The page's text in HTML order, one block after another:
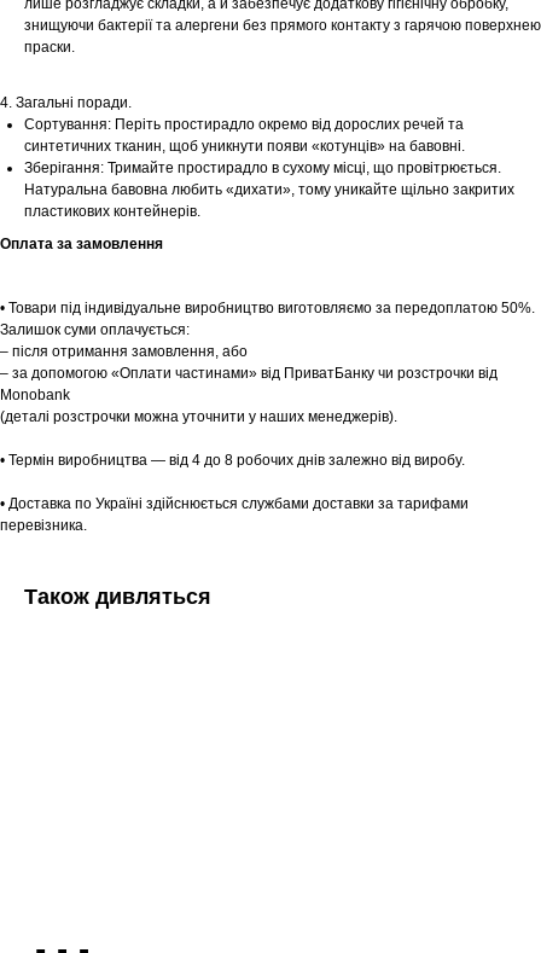
лише розгладжує складки, а й забезпечує додаткову гігієнічну обробку,
знищуючи бактерії та алергени без прямого контакту з гарячою поверхнею
праски.
4. Загальні поради.
Сортування: Періть простирадло окремо від дорослих речей та
синтетичних тканин, щоб уникнути появи «котунців» на бавовні.
Зберігання: Тримайте простирадло в сухому місці, що провітрюється.
Натуральна бавовна любить «дихати», тому уникайте щільно закритих
пластикових контейнерів.
Оплата за замовлення
• Товари під індивідуальне виробництво виготовляємо за передоплатою 50%.
Залишок суми оплачується:
– після отримання замовлення, або
– за допомогою «Оплати частинами» від ПриватБанку чи розстрочки від
Monobank
(деталі розстрочки можна уточнити у наших менеджерів).
• Термін виробництва — від 4 до 8 робочих днів залежно від виробу.
• Доставка по Україні здійснюється службами доставки за тарифами
перевізника.
Також дивляться
Tekstura
Заплануйте візит у простір створений
для вас
Записатися